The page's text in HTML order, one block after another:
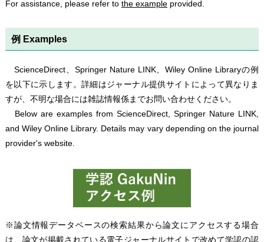
For assistance, please refer to the exampleprovided.
例 Examples
ScienceDirect、Springer Nature LINK、Wiley Online Libraryの例
を以下に示します。詳細はジャーナル提供サイトによって異なりま
すが、不明な場合には雑誌情報係までお問い合わせください。
Below are examples from ScienceDirect, Springer Nature LINK,
and Wiley Online Library. Details may vary depending on the journal
provider's website.
※論文情報データベースの検索結果から論文にアクセスする場合
は、論文が掲載されている電子ジャーナルサイトで改めて学認の認